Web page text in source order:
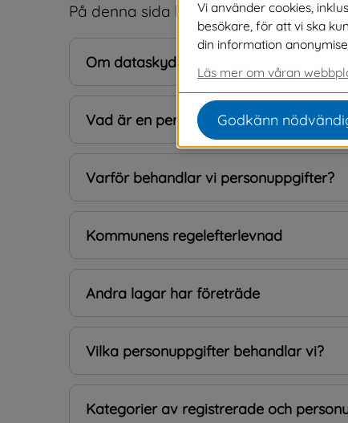
På denna sida beskriver vi
Om dataskyddsförordningen, GDPR
Vad är en personuppgift
Varför behandlar vi personuppgifter?
Kommunens regelefterlevnad
Andra lagar har företräde
Vilka personuppgifter behandlar vi?
Kategorier av registrerade och
Vi använder cookies,
besökare, för att vi ska
din information
Läs mer om våran
Godkänn